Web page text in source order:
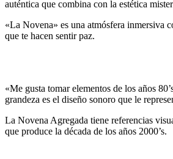
auténtica que combina con la estética
«La Novena» es una atmósfera inmersiva
que te hacen sentir paz.
«Me gusta tomar elementos de los años
grandeza es el diseño sonoro que le
La Novena Agregada tiene referencias
que produce la década de los años 2000’s.